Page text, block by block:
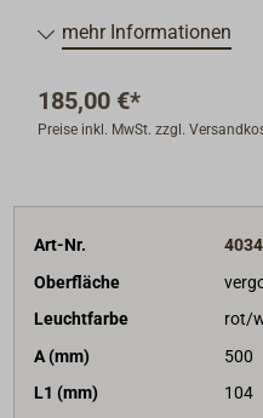
Für die Nachtfahrt weiß/
Die Leuchten sind
Lieferung inklusive
mehr Informationen
185,00 €*
Preise inkl. MwSt. zzgl.
Art-Nr.
Oberfläche
Leuchtfarbe
rot/
A (mm)
500
L1 (mm)
104